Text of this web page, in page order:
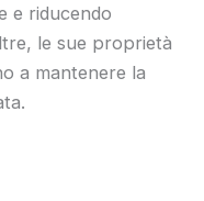
e riducendo
le sue proprietà
a mantenere la